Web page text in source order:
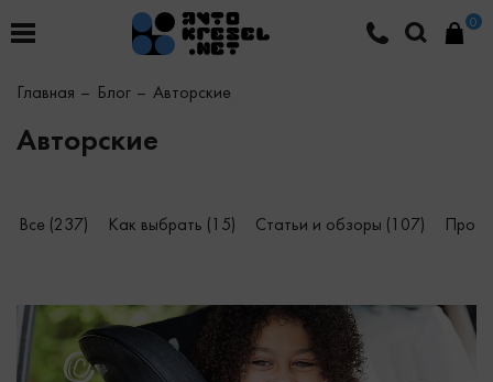
0
Главная Блог Авторские
Авторские
Все (237) Как выбрать (15) Статьи и обзоры (107) Про